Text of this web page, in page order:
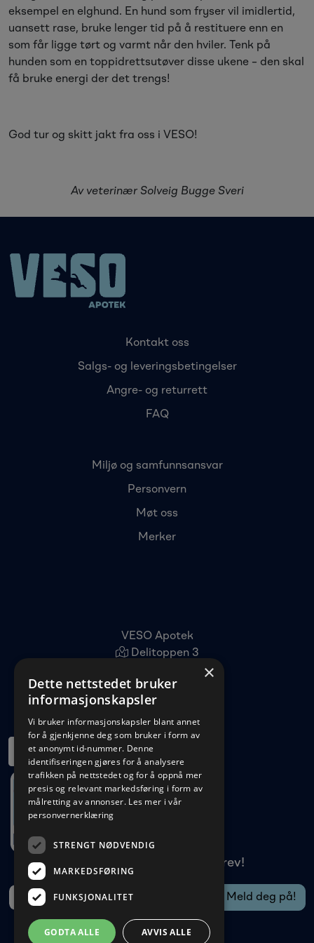
eksempel en elghund. En hund som fryser vil imidlertid,
uansett rase, bruke lenger tid på å restituere enn en
som får ligge tørt og varmt når den hviler. Tenk på
hunden som en toppidrettsutøver disse ukene – den skal
få bruke energi der det trengs!
God tur og skitt jakt fra oss i VESO!
Av veterinær Solveig Bugge Sveri
Meld deg på vårt nyhetsbrev!
Kontakt oss
Salgs- og leveringsbetingelser
Angre- og returrett
FAQ
Miljø og samfunnsansvar
Personvern
Møt oss
Merker
VESO Apotek
Delitoppen 3
22 96 11 00
kundeservice@veso.no
×
Dette nettstedet bruker
informasjonskapsler
Vi bruker informasjonskapsler blant annet
for å gjenkjenne deg som bruker i form av
et anonymt id-nummer. Denne
identifiseringen gjøres for å analysere
trafikken på nettstedet og for å oppnå mer
presis og relevant markedsføring i form av
målretting av annonser. Les mer i vår
personvernerklæring
STRENGT NØDVENDIG
MARKEDSFØRING
FUNKSJONALITET
GODTA ALLE AVVIS ALLE